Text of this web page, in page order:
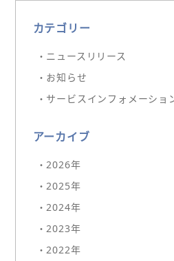
カテゴリー
・ニュースリリース
・お知らせ
・サービスインフォメーショ
アーカイブ
・2026年
・2025年
・2024年
・2023年
・2022年